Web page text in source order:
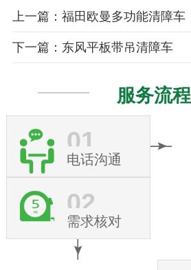
上一篇：福田欧曼多功能清障车
下一篇：东风平板带吊清障车
服务流程
01
电话沟通
02
需求核对